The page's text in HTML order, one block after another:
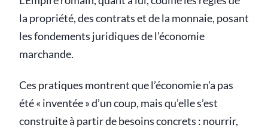
la propriété, des contrats et de la monnaie, posant
les fondements juridiques de l’économie
marchande.
Ces pratiques montrent que l’économie n’a pas
été « inventée » d’un coup, mais qu’elle s’est
construite à partir de besoins concrets : nourrir,